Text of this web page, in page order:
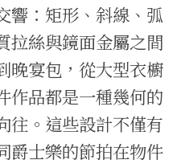
響：矩形、斜線、弧
拉絲與鏡面金屬之間
晚宴包，從大型衣櫥
作品都是一種幾何的
往。這些設計不僅有
爵士樂的節拍在物件